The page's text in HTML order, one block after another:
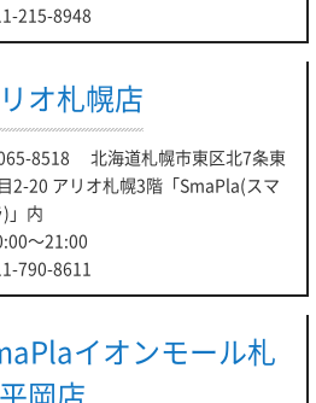
理メニューをご用意しております。
デスクトップパソコンの修理を行っ
ソコンの不調・不具合なんでもご相
お待ちしております！
215-8948
オ札幌店
8518 北海道札幌市東区北7条東
2-20 アリオ札幌3階「SmaPla(スマ
」内
～21:00
790-8611
イオンモール札
岡店